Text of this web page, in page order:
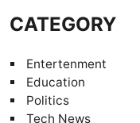
CATEGORY
Entertenment
Education
Politics
Tech News